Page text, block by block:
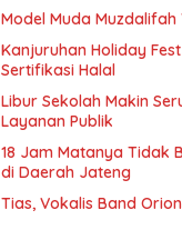
Model Muda
Kanjuruhan Holiday
Sertifikasi Halal
Libur Sekolah Makin
Layanan Publik
18 Jam Matanya Tidak
di Daerah Jateng
Tias, Vokalis Band